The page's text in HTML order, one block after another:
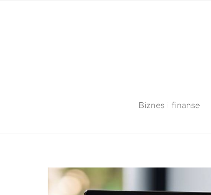
Biznes i finanse